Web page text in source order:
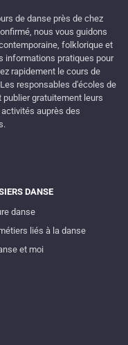
de danse près de chez
nous vous guidons
folklorique et
informations pratiques pour
rapidement le cours de
responsables d'écoles de
gratuitement leurs
auprès des
DANSE
danse
liés à la danse
et moi